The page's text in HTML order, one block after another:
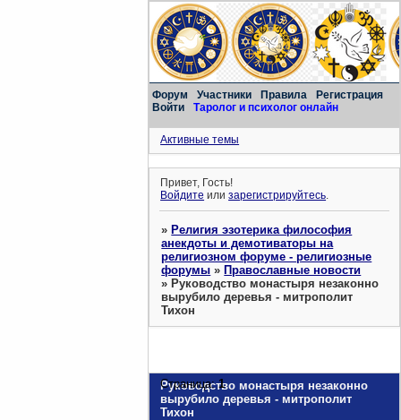
Форум Участники Правила
Регистрация
Войти
Таролог и психолог онлайн
Активные темы
Привет, Гость!
Войдите илизарегистрируйтесь.
»Религия эзотерика философия
анекдоты и демотиваторы на
религиозном форуме - религиозные
форумы »Православные новости
»Руководство монастыря незаконно
вырубило деревья - митрополит
Тихон
Руководство монастыря незаконно
вырубило деревья - митрополит
Тихон
Страница:1